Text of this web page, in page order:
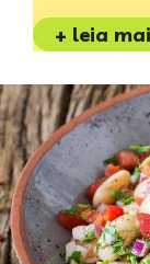
+ leia